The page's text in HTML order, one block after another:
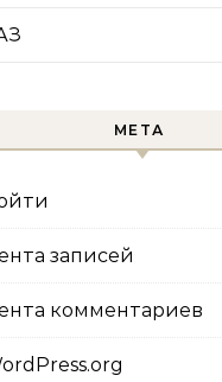
МЕТА
записей
комментариев